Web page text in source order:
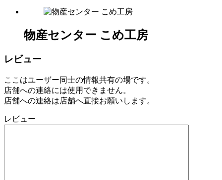
ー
ズ
ー
ケ
ッ
ト
2022
物産センター こめ工房
レビュー
ここはユーザー同士の情報共有の場です。
店舗への連絡には使用できません。
店舗への連絡は店舗へ直接お願いします。
レビュー